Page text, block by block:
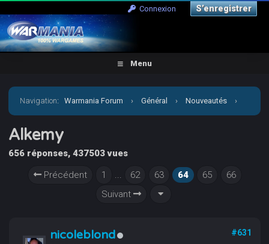
Connexion S’enregistrer
Menu
Navigation:Warmania Forum › Général › Nouveautés ›
Alkemy
Alkemy
656 réponses, 437503 vues
Précédent
1 ... 62 63 64 65
66
Suivant
nicoleblond #631